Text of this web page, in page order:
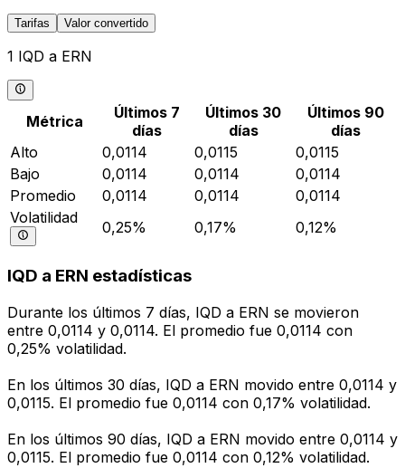
Tarifas Valor convertido
1 IQD a ERN
Métrica
Últimos 7
días
Últimos 30
días
Últimos 90
días
Alto
0,0114 0,0115
0,0115
Bajo
0,0114 0,0114
0,0114
Promedio
0,0114 0,0114
0,0114
Volatilidad
0,25% 0,17% 0,12%
IQD a ERN estadísticas
Durante los últimos 7 días, IQD a ERN se movieron
entre 0,0114 y 0,0114. El promedio fue 0,0114 con
0,25% volatilidad.
En los últimos 30 días, IQD a ERN movido entre 0,0114 y
0,0115. El promedio fue 0,0114 con 0,17% volatilidad.
En los últimos 90 días, IQD a ERN movido entre 0,0114 y
0,0115. El promedio fue 0,0114 con 0,12% volatilidad.